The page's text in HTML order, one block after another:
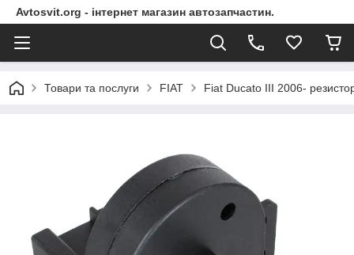
Avtosvit.org - інтернет магазин автозапчастин.
Товари та послуги FIAT Fiat Ducato III 2006-